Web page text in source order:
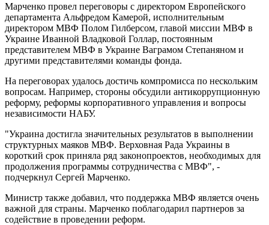
Марченко провел переговоры с директором Европейского
департамента Альфредом Камерой, исполнительным
директором МВФ Полом Гилберсом, главой миссии МВФ в
Украине Иванной Владковой Голлар, постоянным
представителем МВФ в Украине Ваграмом Степаняном и
другими представителями команды фонда.
На переговорах удалось достичь компромисса по нескольким
вопросам. Например, стороны обсудили антикоррупционную
реформу, реформы корпоративного управления и вопросы
независимости НАБУ.
"Украина достигла значительных результатов в выполнении
структурных маяков МВФ. Верховная Рада Украины в
короткий срок приняла ряд законопроектов, необходимых для
продолжения программы сотрудничества с МВФ", -
подчеркнул Сергей Марченко.
Министр также добавил, что поддержка МВФ является очень
важной для страны. Марченко поблагодарил партнеров за
содействие в проведении реформ.